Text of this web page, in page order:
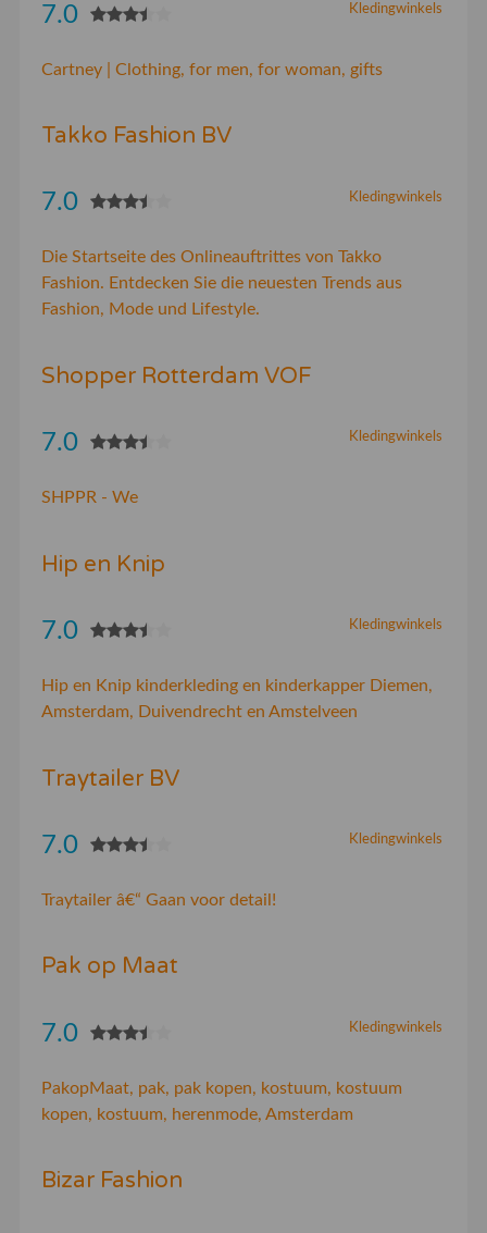
Kledingwinkels
7.0
Cartney | Clothing, for men, for woman, gifts
Takko Fashion BV
Kledingwinkels
7.0
Die Startseite des Onlineauftrittes von Takko
Fashion. Entdecken Sie die neuesten Trends aus
Fashion, Mode und Lifestyle.
Shopper Rotterdam VOF
Kledingwinkels
7.0
SHPPR - We
Hip en Knip
Kledingwinkels
7.0
Hip en Knip kinderkleding en kinderkapper Diemen,
Amsterdam, Duivendrecht en Amstelveen
Traytailer BV
Kledingwinkels
7.0
Traytailer â€“ Gaan voor detail!
Pak op Maat
Kledingwinkels
7.0
PakopMaat, pak, pak kopen, kostuum, kostuum
kopen, kostuum, herenmode, Amsterdam
Bizar Fashion